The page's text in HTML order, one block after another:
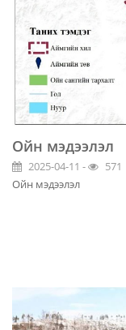
Ойн мэдээлэл
2025-04-11 -
571
Ойн мэдээлэл